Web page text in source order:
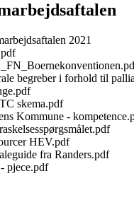
2021
begreber i forhold til
skema.pdf
Kommune -
HEV.pdf
fra Randers.pdf
pjece.pdf